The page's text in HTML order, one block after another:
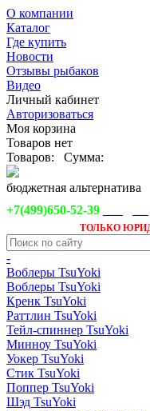
О компании
Каталог
Где купить
Новости
Отзывы рыбаков
Видео
Личный кабинет
Авторизоваться
Моя корзина
Товаров нет
Товаров:
Сумма:
бюджетная альтернатива
+7(499)650-52-39
ТОЛЬКО
-
Воблеры TsuYoki
Воблеры TsuYoki
Кренк TsuYoki
Раттлин TsuYoki
Тейл-спиннер TsuYoki
Минноу TsuYoki
Уокер TsuYoki
Стик TsuYoki
Поппер TsuYoki
Шэд TsuYoki